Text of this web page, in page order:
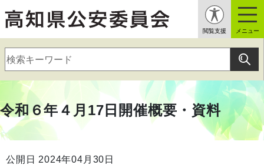
閲覧支援 メニュー
令和６年４月17日開催概要・資料
公開日 2024年04月30日